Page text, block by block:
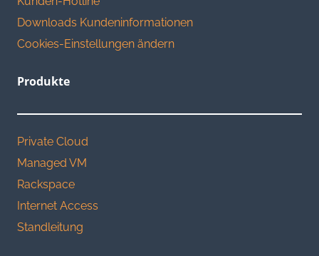
Downloads Kundeninformationen
Cookies-Einstellungen ändern
Produkte
Private Cloud
Managed VM
Rackspace
Internet Access
Standleitung